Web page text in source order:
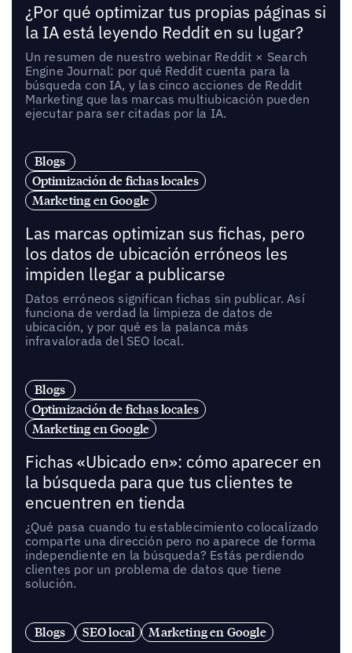
¿Por qué optimizar tus propias páginas si
la IA está leyendo Reddit en su lugar?
Un resumen de nuestro webinar Reddit × Search
Engine Journal: por qué Reddit cuenta para la
búsqueda con IA, y las cinco acciones de Reddit
Marketing que las marcas multiubicación pueden
ejecutar para ser citadas por la IA.
Blogs
Optimización de fichas locales
Marketing en Google
Las marcas optimizan sus fichas, pero
los datos de ubicación erróneos les
impiden llegar a publicarse
Datos erróneos significan fichas sin publicar. Así
funciona de verdad la limpieza de datos de
ubicación, y por qué es la palanca más
infravalorada del SEO local.
Blogs
Optimización de fichas locales
Marketing en Google
Fichas «Ubicado en»: cómo aparecer en
la búsqueda para que tus clientes te
encuentren en tienda
¿Qué pasa cuando tu establecimiento colocalizado
comparte una dirección pero no aparece de forma
independiente en la búsqueda? Estás perdiendo
clientes por un problema de datos que tiene
solución.
Blogs SEO local Marketing en Google